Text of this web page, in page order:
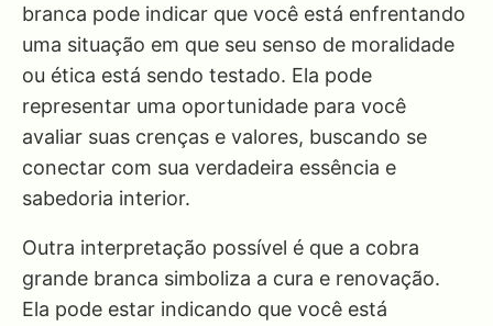
branca pode indicar que você está enfrentando
uma situação em que seu senso de moralidade
ou ética está sendo testado. Ela pode
representar uma oportunidade para você
avaliar suas crenças e valores, buscando se
conectar com sua verdadeira essência e
sabedoria interior.
Outra interpretação possível é que a cobra
grande branca simboliza a cura e renovação.
Ela pode estar indicando que você está